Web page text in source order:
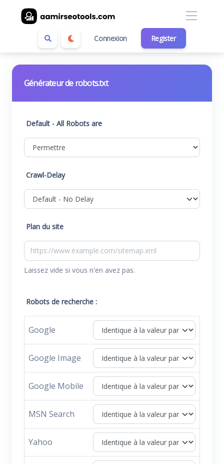
Connexion Register
Générateur de robots.txt
Default - All Robots are
Crawl-Delay
Plan du site
Laissez vide si vous n'en avez pas.
Robots de recherche :
Google
Google Image
Google Mobile
MSN Search
Yahoo